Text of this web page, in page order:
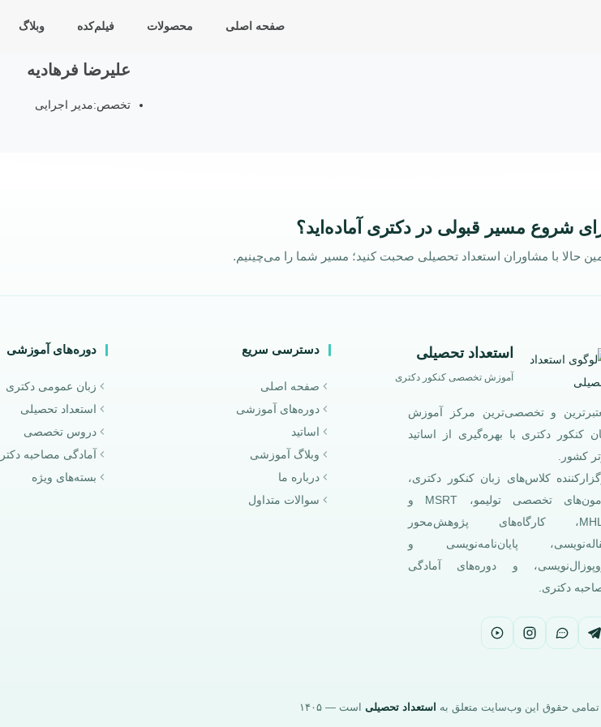
صفحه اصلی محصولات فیلم‌کده وبلاگ
علیرضا فرهادیه
تخصص:مدیر اجرایی
شروع مسیر قبولی در دکتری آماده‌اید؟
حالا با مشاوران استعداد تحصیلی صحبت کنید؛ مسیر شما را می‌چینیم.
استعداد تحصیلی
آموزش تخصصی کنکور دکتری
و تخصصی‌ترین مرکز آموزش
کنکور دکتری با بهره‌گیری از اساتید
کشور.
کلاس‌های زبان کنکور دکتری،
آزمون‌های تخصصی تولیمو، MSRT و
MHLE، کارگاه‌های پژوهش‌محور
پایان‌نامه‌نویسی و
و دوره‌های آمادگی
دکتری.
دسترسی سریع
صفحه اصلی
دوره‌های آموزشی
اساتید
وبلاگ آموزشی
درباره ما
سوالات متداول
دوره‌های آموزشی
زبان عمومی دکتری
استعداد تحصیلی
دروس تخصصی
آمادگی مصاحبه
بسته‌های ویژه
حقوق این وب‌سایت متعلق به استعداد تحصیلی است — ۱۴۰۵